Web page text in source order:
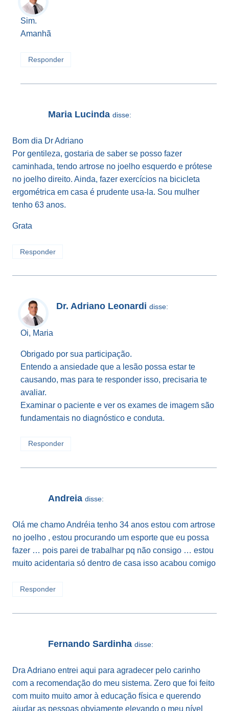
Sim.
Amanhã
Responder
Maria Lucinda disse:
Bom dia Dr Adriano
Por gentileza, gostaria de saber se posso fazer
caminhada, tendo artrose no joelho esquerdo e prótese
no joelho direito. Ainda, fazer exercícios na bicicleta
ergométrica em casa é prudente usa-la. Sou mulher
tenho 63 anos.
Grata
Responder
Dr. Adriano Leonardi disse:
Oi, Maria
Obrigado por sua participação.
Entendo a ansiedade que a lesão possa estar te
causando, mas para te responder isso, precisaria te
avaliar.
Examinar o paciente e ver os exames de imagem são
fundamentais no diagnóstico e conduta.
Responder
Andreia disse:
Olá me chamo Andréia tenho 34 anos estou com artrose
no joelho , estou procurando um esporte que eu possa
fazer … pois parei de trabalhar pq não consigo … estou
muito acidentaria só dentro de casa isso acabou comigo
Responder
Fernando Sardinha disse:
Dra Adriano entrei aqui para agradecer pelo carinho
com a recomendação do meu sistema. Zero que foi feito
com muito muito amor à educação física e querendo
ajudar as pessoas obviamente elevando o meu nível